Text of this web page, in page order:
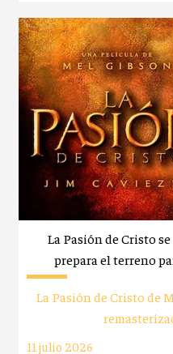
La Pasión de Cristo
prepara el terreno
La Pasión de Cristo de
11 julio 2026